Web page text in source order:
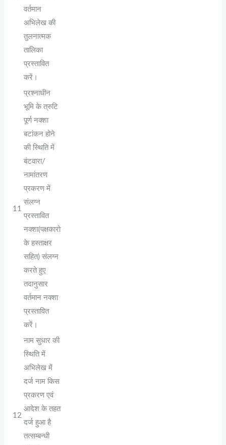
वर्तमान
अभिलेख की
तुलनात्मक
तालिका
प्रस्तावित
करें।
11
प्रश्नाधीन
भूमि के त्रुटि
पूर्ण नक्शा
बटांकन होने
की स्थिति में
बंटवारा/
नामांतरण
प्रकरण में
संलग्न
प्रस्तावित
नक्शा(पक्षकारो
के हस्ताक्षर
सहित) संलग्न
करते हुए
तदानुसार
वर्तमान नक्शा
प्रस्तावित
करें।
12
नाम सुधार की
स्थिति में
अभिलेख में
दर्ज नाम किस
प्रकरण एवं
आदेश के तहत
दर्ज हुआ है
तत्सम्बन्धी